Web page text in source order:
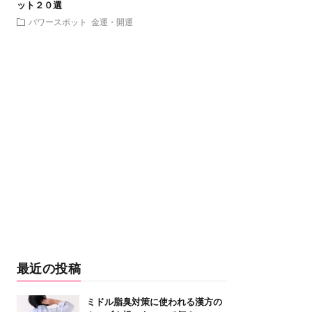
ット２０選
パワースポット 金運・開運
最近の投稿
ミドル脂臭対策に使われる漢方の